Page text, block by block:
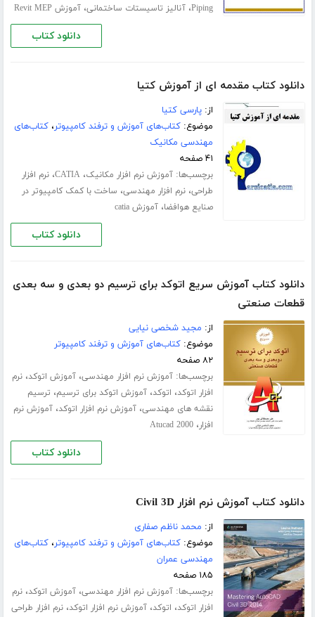
Piping،آنالیز تاسیستات ساختمانی،آموزش Revit MEP
دانلود کتاب
دانلود کتاب مقدمه ای از آموزش کتیا
از:پارسی کتیا
موضوع:کتاب‌های آموزش و ترفند کامپیوتر،کتاب‌های
مهندسی مکانیک
۴۱ صفحه
برچسب‌ها:آموزش نرم افزار مکانیک،CATIA،نرم افزار
طراحی،نرم افزار مهندسی، ساخت با کمک کامپیوتر در
صنایع هوافضا،آموزش catia
دانلود کتاب
دانلود کتاب آموزش سریع اتوکد برای ترسیم دو بعدی و سه بعدی
قطعات صنعتی
از: مجید شخصی نیایی
موضوع:کتاب‌های آموزش و ترفند کامپیوتر
۸۲ صفحه
برچسب‌ها:آموزش نرم افزار مهندسی،آموزش اتوکد،نرم
افزار اتوکد، اتوکد،آموزش اتوکد برای ترسیم، ترسیم
نقشه های مهندسی،آموزش نرم افزار اتوکد،آموزش نرم
افزار،Atucad 2000
دانلود کتاب
دانلود کتاب آموزش نرم افزار Civil 3D
از: محمد ناظم صفاری
موضوع:کتاب‌های آموزش و ترفند کامپیوتر،کتاب‌های
مهندسی عمران
۱۸۵ صفحه
برچسب‌ها:آموزش نرم افزار مهندسی،آموزش اتوکد،نرم
افزار اتوکد، اتوکد،آموزش نرم افزار اتوکد،نرم افزار طراحی